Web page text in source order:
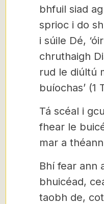
bhfuil siad
sprioc i do
i súile Dé,
chruthaigh
rud le diúltú
buíochas’ (1
Tá scéal i
fhear le
mar a
Bhí fear ann
bhuicéad,
taobh de,